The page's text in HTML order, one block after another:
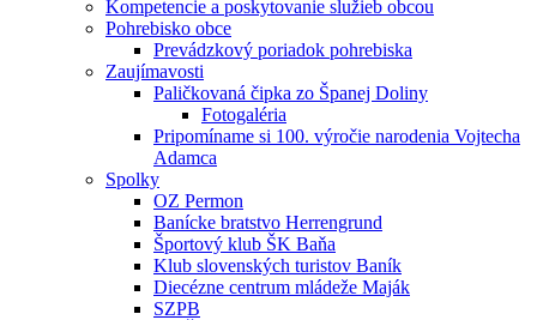
Kompetencie a poskytovanie služieb obcou
Pohrebisko obce
Prevádzkový poriadok pohrebiska
Zaujímavosti
Paličkovaná čipka zo Španej Doliny
Fotogaléria
Pripomíname si 100. výročie narodenia Vojtecha
Adamca
Spolky
OZ Permon
Banícke bratstvo Herrengrund
Športový klub ŠK Baňa
Klub slovenských turistov Baník
Diecézne centrum mládeže Maják
SZPB